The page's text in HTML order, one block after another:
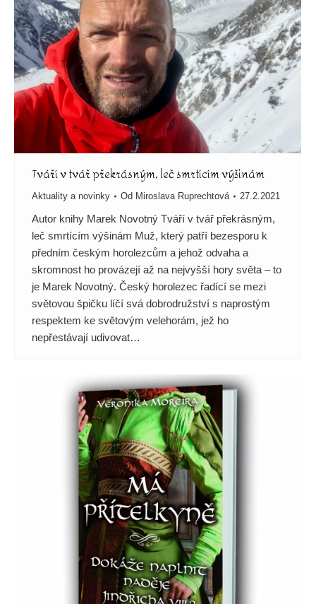
Tváří v tvář překrásným, leč smrtícím výšinám
Aktuality a novinky Od Miroslava Ruprechtová 27.2.2021
Autor knihy Marek Novotný Tváří v tvář překrásným,
leč smrtícím výšinám Muž, který patří bezesporu k
předním českým horolezcům a jehož odvaha a
skromnost ho provázejí až na nejvyšší hory světa – to
je Marek Novotný. Český horolezec řadící se mezi
světovou špičku líčí svá dobrodružství s naprostým
respektem ke světovým velehorám, jež ho
nepřestávají udivovat…